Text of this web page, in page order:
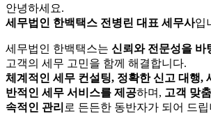
안녕하세요.
세무법인 한백택스 전병린 대표 세무사입
세무법인 한백택스는 신뢰와 전문성을 바
고객의 세무 고민을 함께 해결합니다.
체계적인 세무 컨설팅, 정확한 신고 대행,
반적인 세무 서비스를 제공하며, 고객 맞
속적인 관리 로 든든한 동반자가 되어 드립